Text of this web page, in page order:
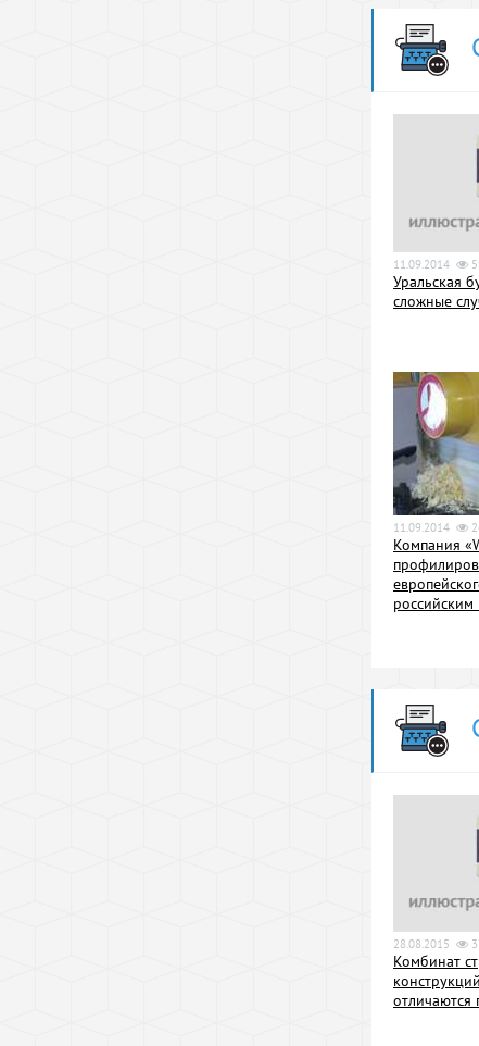
11.09.2014
Уральская
сложные
11.09.2014
Компания
28.08.2015
Комбинат
отличаются